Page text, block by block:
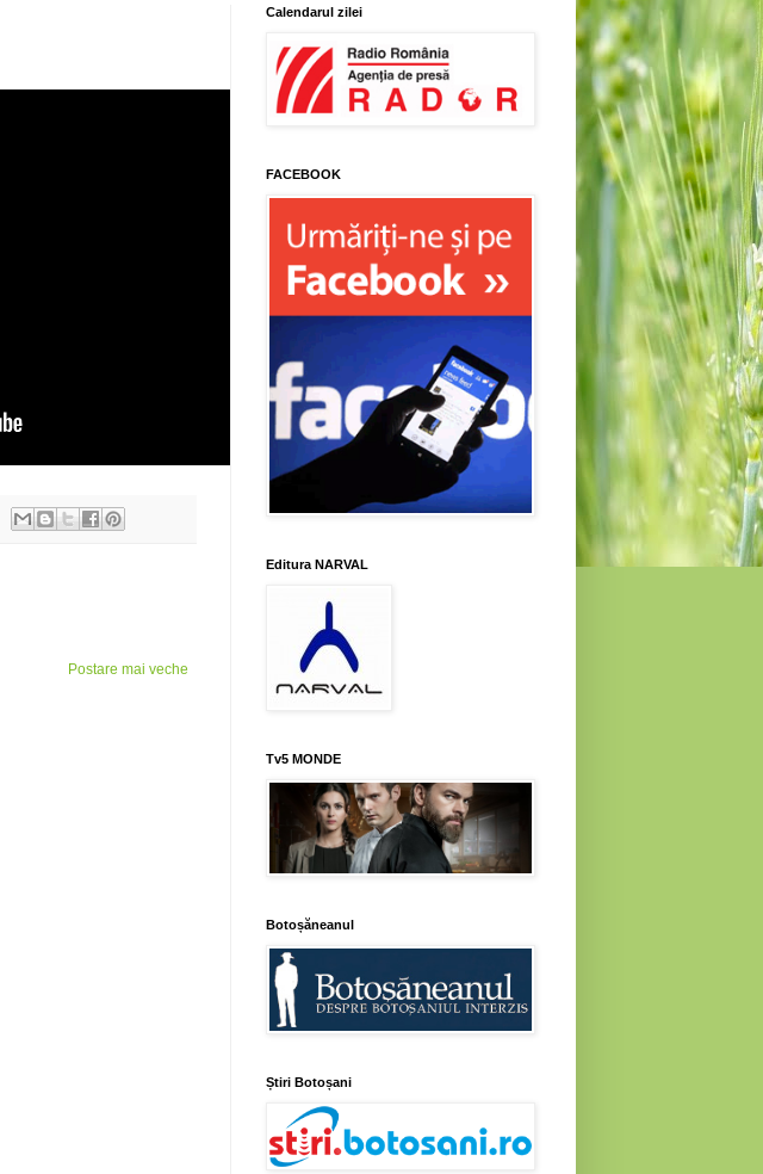
Postare mai veche
Calendarul zilei
FACEBOOK
Editura NARVAL
Tv5 MONDE
Botoșăneanul
Știri Botoșani